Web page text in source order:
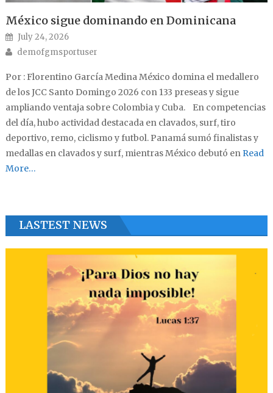
México sigue dominando en Dominicana
Posted on
July 24, 2026
Author
demofgmsportuser
Por : Florentino García Medina México domina el medallero
de los JCC Santo Domingo 2026 con 133 preseas y sigue
ampliando ventaja sobre Colombia y Cuba. En competencias
del día, hubo actividad destacada en clavados, surf, tiro
deportivo, remo, ciclismo y futbol. Panamá sumó finalistas y
medallas en clavados y surf, mientras México debutó enRead
More…
LASTEST NEWS